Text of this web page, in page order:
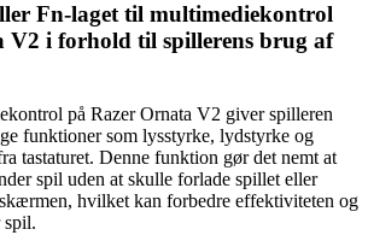
Fn-laget til multimediekontrol
V2 i forhold til spillerens brug af
på Razer Ornata V2 giver spilleren
funktioner som lysstyrke, lydstyrke og
tastaturet. Denne funktion gør det nemt at
spil uden at skulle forlade spillet eller
hvilket kan forbedre effektiviteten og
spil.